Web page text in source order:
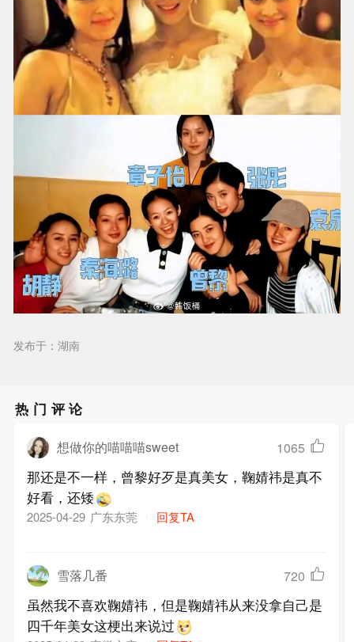
发布于：湖南
热门评论
想做你的喵喵喵sweet 1065
那还是不一样，曾黎好歹是真美女，鞠婧祎是真不
好看，还矮
2025-04-29 广东东莞 回复TA
雪落几番 720
虽然我不喜欢鞠婧祎，但是鞠婧祎从来没拿自己是
四千年美女这梗出来说过